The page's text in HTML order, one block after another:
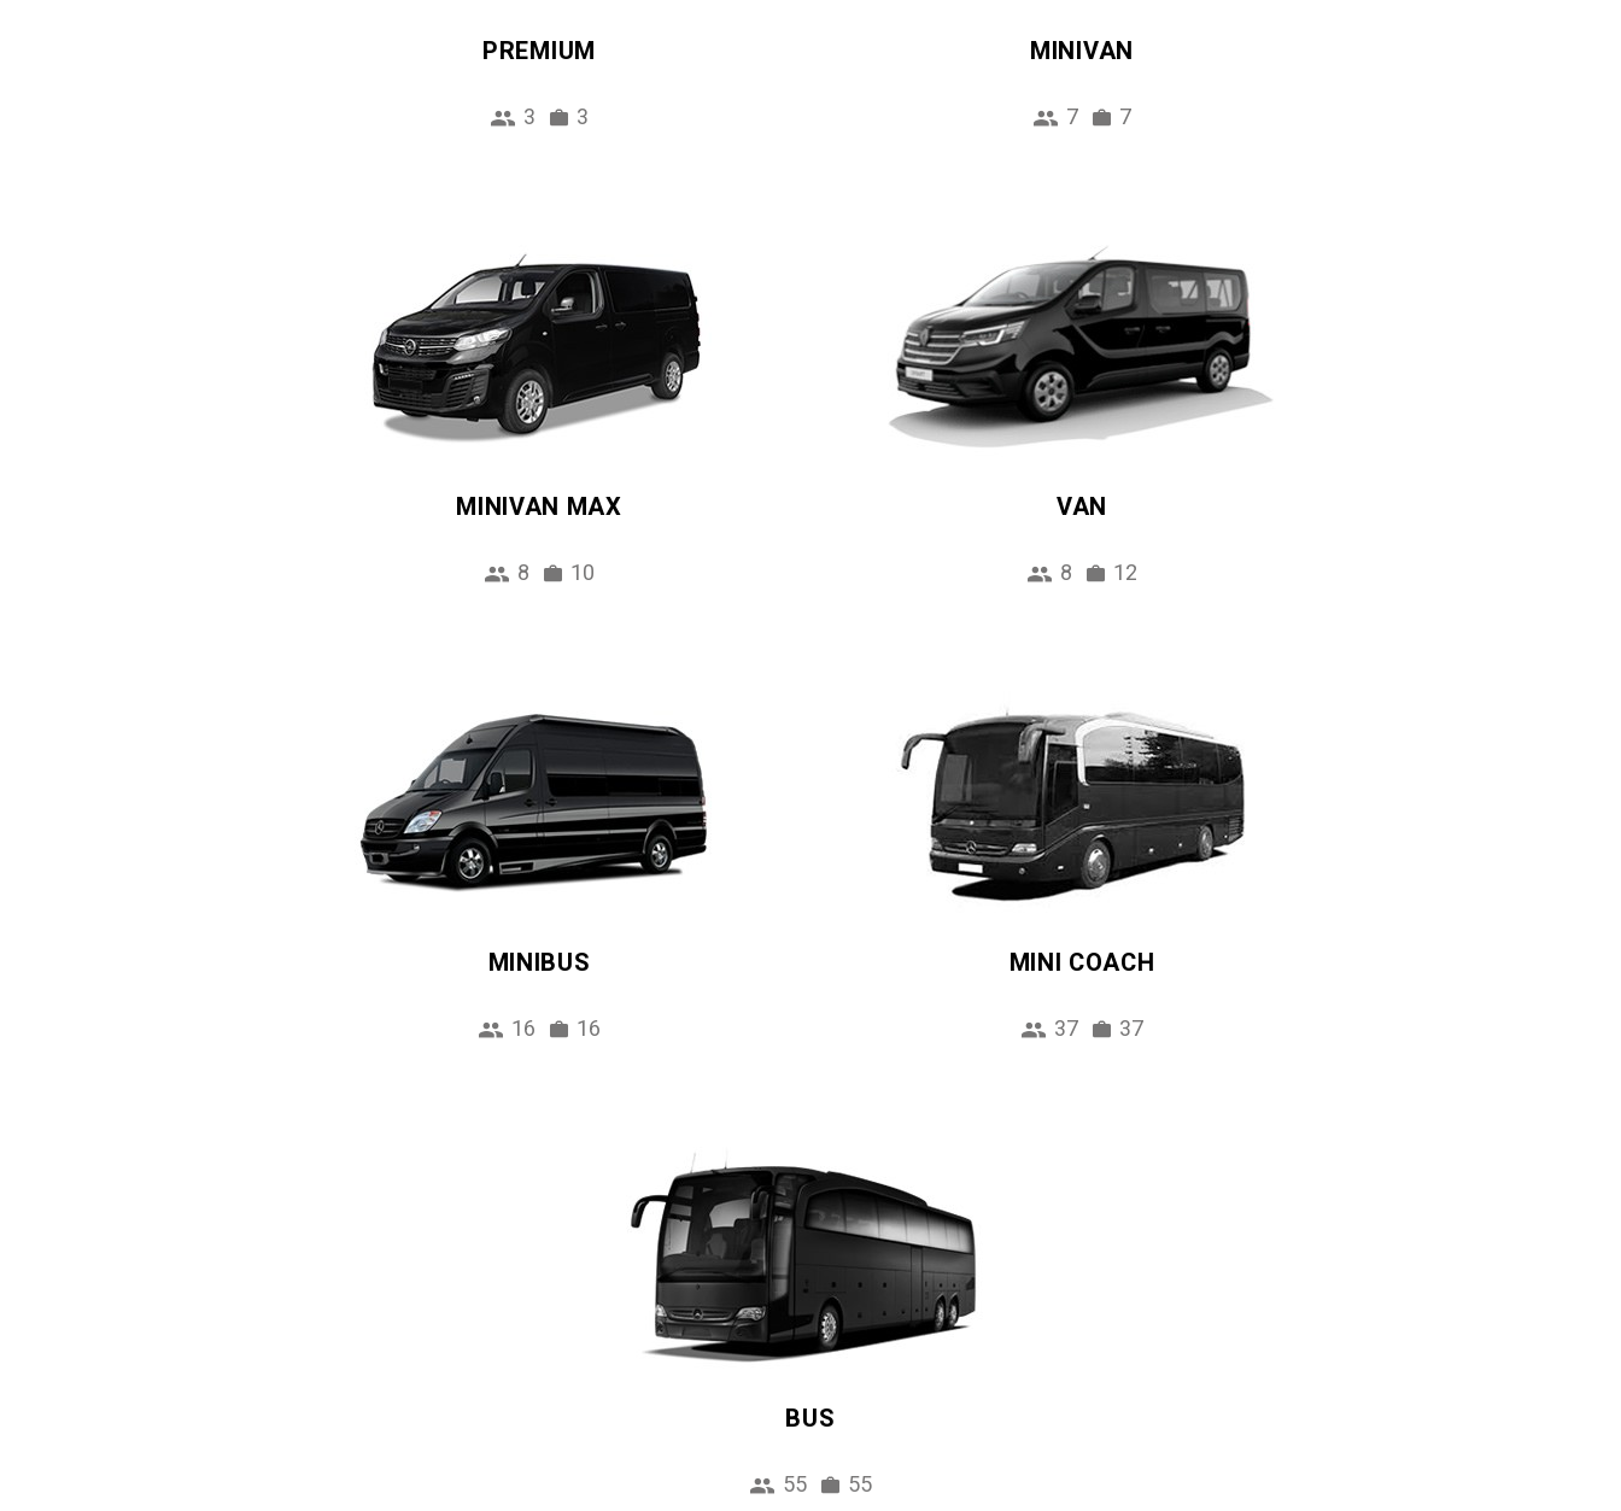
PREMIUM
3 3
MINIVAN
7 7
MINIVAN MAX
8 10
VAN
8 12
MINIBUS
16 16
MINI COACH
37 37
BUS
55 55